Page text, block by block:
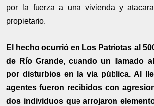
por la fuerza a una vivienda y
propietario.
El hecho ocurrió en Los Patriotas al
de Río Grande, cuando un llamado
por disturbios en la vía pública. Al
agentes fueron recibidos con
dos individuos que arrojaron